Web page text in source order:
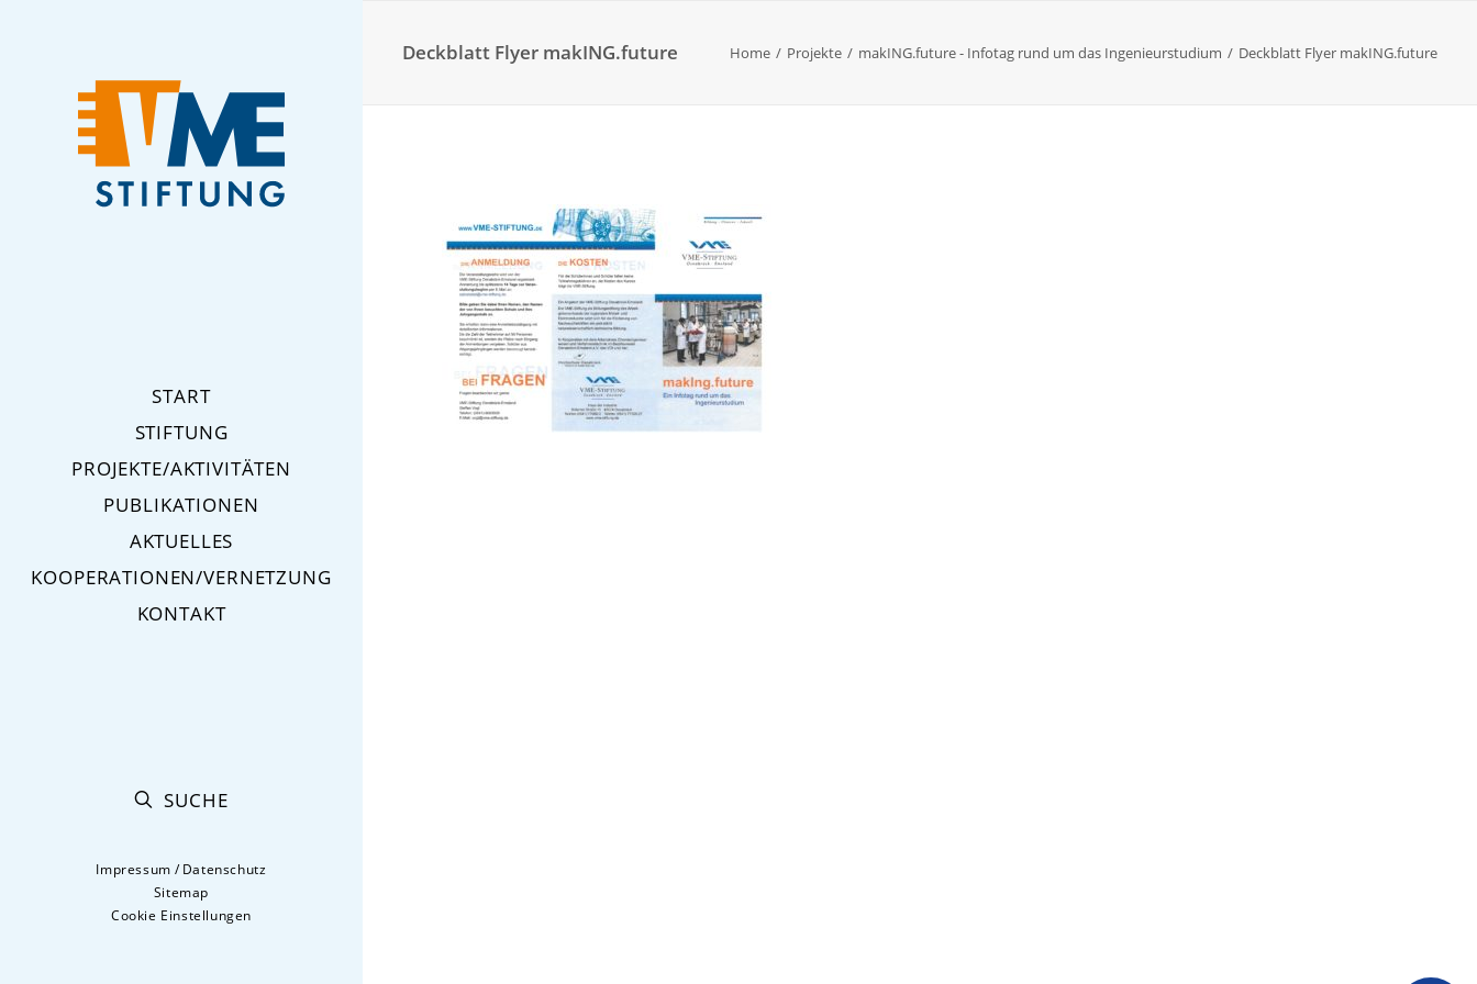
START
STIFTUNG
PROJEKTE/AKTIVITÄTEN
PUBLIKATIONEN
AKTUELLES
KOOPERATIONEN/VERNETZUNG
KONTAKT
SUCHE
Impressum /Datenschutz
Sitemap
Cookie Einstellungen
Deckblatt Flyer makING.future Home Projekte makING.future - Infotag rund um das Ingenieurstudium Deckblatt Flyer makING.future